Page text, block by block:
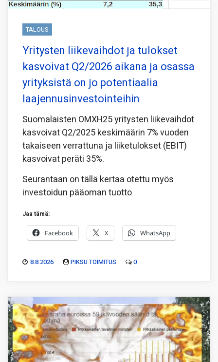
TALOUS
Yritysten liikevaihdot ja tulokset
kasvoivat Q2/2026 aikana ja osassa
yrityksistä on jo potentiaalia
laajennusinvestointeihin
Suomalaisten OMXH25 yritysten liikevaihdot
kasvoivat Q2/2025 keskimäärin 7% vuoden
takaiseen verrattuna ja liiketulokset (EBIT)
kasvoivat peräti 35%.
Seurantaan on tällä kertaa otettu myös
investoidun pääoman tuotto
Jaa tämä:
Facebook X WhatsApp
8.8.2026 PIKSU TOIMITUS 0